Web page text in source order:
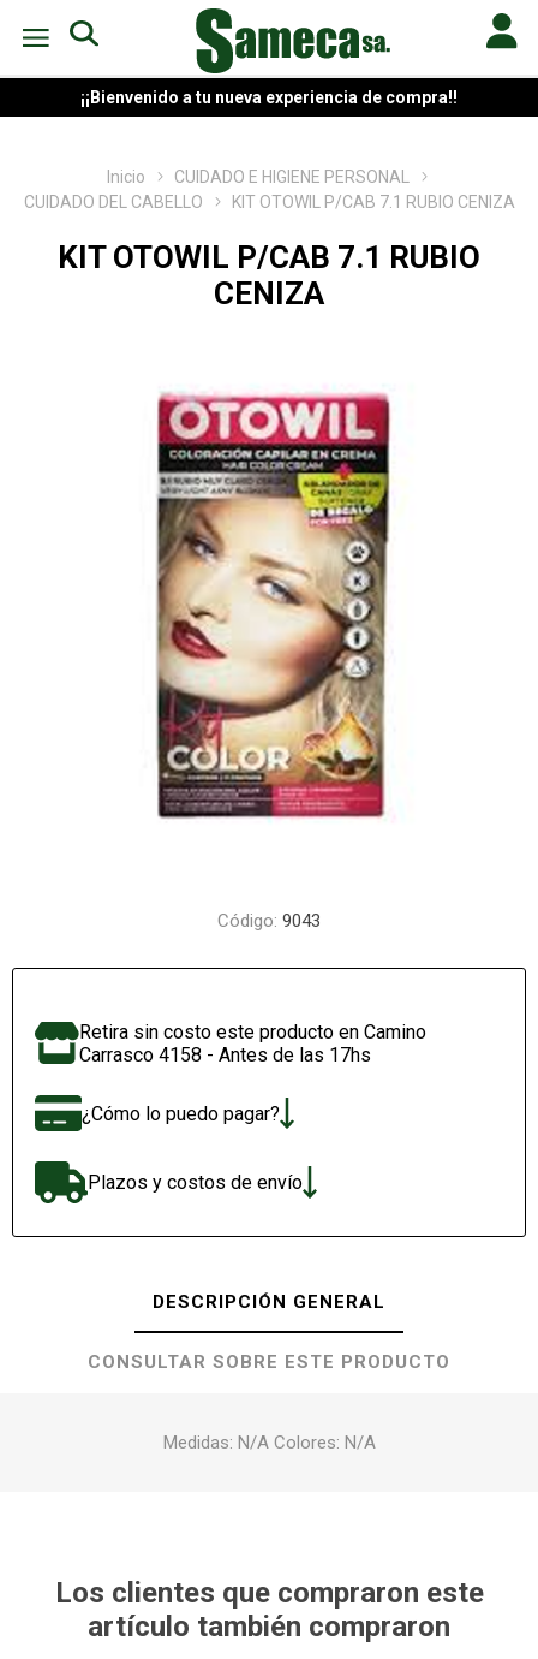
¡¡Bienvenido a tu nueva experiencia de compra!!
Inicio
CUIDADO E HIGIENE PERSONAL
CUIDADO DEL CABELLO
KIT OTOWIL P/CAB 7.1 RUBIO CENIZA
KIT OTOWIL P/CAB 7.1 RUBIO
CENIZA
Código: 9043
Retira sin costo este producto en Camino
Carrasco 4158 - Antes de las 17hs
¿Cómo lo puedo pagar?
Plazos y costos de envío
DESCRIPCIÓN GENERAL
CONSULTAR SOBRE ESTE PRODUCTO
Medidas: N/A Colores: N/A
Los clientes que compraron este
artículo también compraron